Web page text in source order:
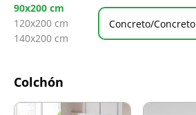
90x200 cm
120x200 cm
140x200 cm
Concreto/Concreto
Colchón